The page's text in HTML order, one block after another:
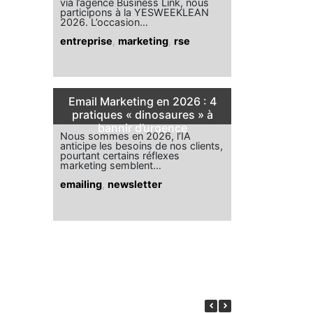
participons à la YESWEEKLEAN
2026. L’occasion…
entreprise marketing rse
Email Marketing en 2026 : 4
pratiques « dinosaures » à
bannir d’urgence
Nous sommes en 2026, l’IA
anticipe les besoins de nos clients,
pourtant certains réflexes
marketing semblent…
emailing, newsletter